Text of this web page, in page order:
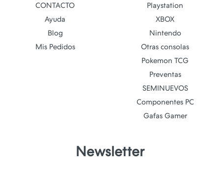
CONTACTO
Ayuda
Blog
Mis Pedidos
Playstation
XBOX
Nintendo
Otras consolas
Pokemon TCG
Preventas
SEMINUEVOS
Componentes PC
Gafas Gamer
Newsletter